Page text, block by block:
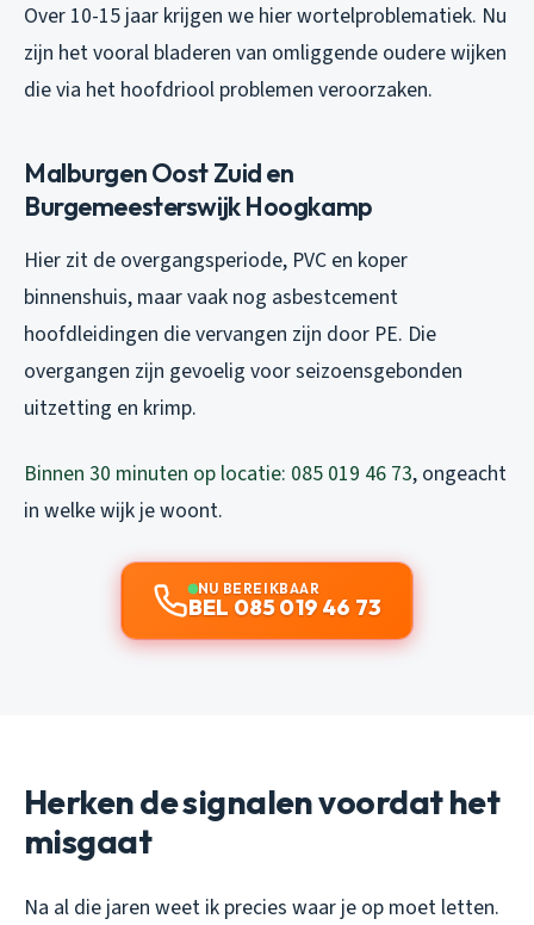
Over 10-15 jaar krijgen we hier wortelproblematiek. Nu
zijn het vooral bladeren van omliggende oudere wijken
die via het hoofdriool problemen veroorzaken.
Malburgen Oost Zuid en
Burgemeesterswijk Hoogkamp
Hier zit de overgangsperiode, PVC en koper
binnenshuis, maar vaak nog asbestcement
hoofdleidingen die vervangen zijn door PE. Die
overgangen zijn gevoelig voor seizoensgebonden
uitzetting en krimp.
Binnen 30 minuten op locatie: 085 019 46 73, ongeacht
in welke wijk je woont.
NU BEREIKBAAR
BEL 085 019 46 73
Herken de signalen voordat het
misgaat
Na al die jaren weet ik precies waar je op moet letten.